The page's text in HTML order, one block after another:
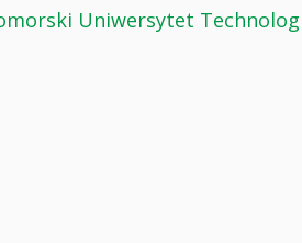
Uniwersytet